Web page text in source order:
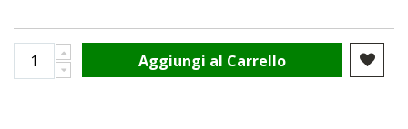
Aggiungi al Carrello